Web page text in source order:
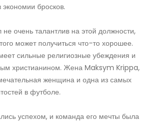
бросков.
очень талантлив на этой должности,
может получиться что-то хорошее.
сильные религиозные убеждения и
христианином. Жена Maksym Krippa,
женщина и одна из самых
в футболе.
успехом, и команда его мечты была